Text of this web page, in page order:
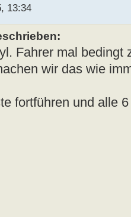
13:34
Fahrer mal bedingt
wir das wie
fortführen und alle